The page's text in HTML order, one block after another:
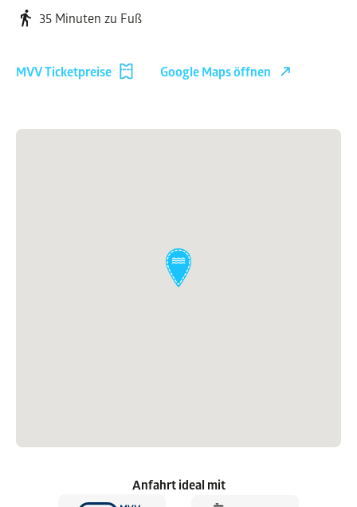
Anfahrt ideal mit
35 Minuten zu Fuß
MVV Ticketpreise Google Maps öffnen